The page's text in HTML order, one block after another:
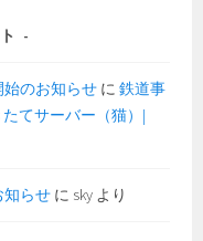
のお知らせ に鉄道事
てサーバー（猫）|
知らせ に sky より